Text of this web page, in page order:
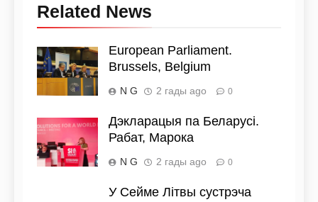
Related News
European Parliament.
Brussels, Belgium
N G 2 гады ago 0
Дэкларацыя па Беларусі.
Рабат, Марока
N G 2 гады ago 0
У Сейме Літвы сустрэча